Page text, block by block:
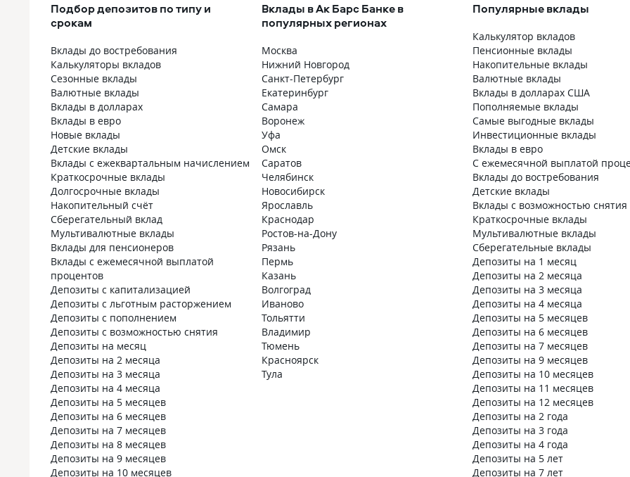
Подбор депозитов по типу и
срокам
Вклады до востребования
Калькуляторы вкладов
Сезонные вклады
Валютные вклады
Вклады в долларах
Вклады в евро
Новые вклады
Детские вклады
Вклады с ежеквартальным начислением
Краткосрочные вклады
Долгосрочные вклады
Накопительный счёт
Сберегательный вклад
Мультивалютные вклады
Вклады для пенсионеров
Вклады с ежемесячной выплатой
процентов
Депозиты с капитализацией
Депозиты с льготным расторжением
Депозиты с пополнением
Депозиты с возможностью снятия
Депозиты на месяц
Депозиты на 2 месяца
Депозиты на 3 месяца
Депозиты на 4 месяца
Депозиты на 5 месяцев
Депозиты на 6 месяцев
Депозиты на 7 месяцев
Депозиты на 8 месяцев
Депозиты на 9 месяцев
Депозиты на 10 месяцев
Вклады в Ак Барс Банке в
популярных регионах
Москва
Нижний Новгород
Санкт-Петербург
Екатеринбург
Самара
Воронеж
Уфа
Омск
Саратов
Челябинск
Новосибирск
Ярославль
Краснодар
Ростов-на-Дону
Рязань
Пермь
Казань
Волгоград
Иваново
Тольятти
Владимир
Тюмень
Красноярск
Тула
Популярные вклады
Калькулятор вкладов
Пенсионные вклады
Накопительные вклады
Валютные вклады
Вклады в долларах США
Пополняемые вклады
Самые выгодные вклады
Инвестиционные вклады
Вклады в евро
С ежемесячной выплатой
Вклады до востребования
Детские вклады
Вклады с возможностью снятия
Краткосрочные вклады
Мультивалютные вклады
Сберегательные вклады
Депозиты на 1 месяц
Депозиты на 2 месяца
Депозиты на 3 месяца
Депозиты на 4 месяца
Депозиты на 5 месяцев
Депозиты на 6 месяцев
Депозиты на 7 месяцев
Депозиты на 9 месяцев
Депозиты на 10 месяцев
Депозиты на 11 месяцев
Депозиты на 12 месяцев
Депозиты на 2 года
Депозиты на 3 года
Депозиты на 4 года
Депозиты на 5 лет
Депозиты на 7 лет